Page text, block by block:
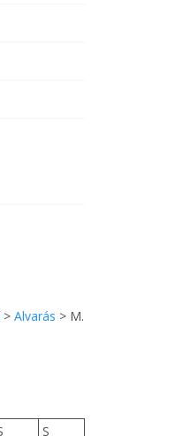
> Alvarás > M.
S